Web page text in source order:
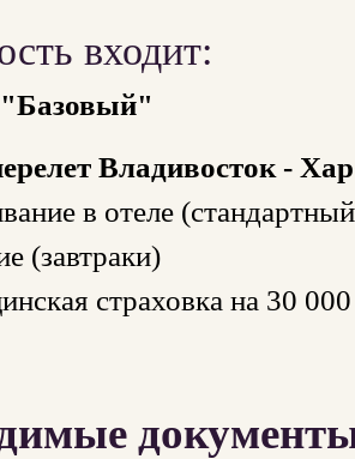
входит:
"Базовый"
Владивосток -
в отеле
(завтраки)
страховка на 30